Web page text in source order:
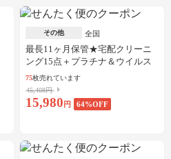
その他 全国
最長11ヶ月保管★宅配クリーニ
ング15点＋プラチナ＆ウイルス
加工
75枚売れています
45,408円
15,980 円 64%OFF